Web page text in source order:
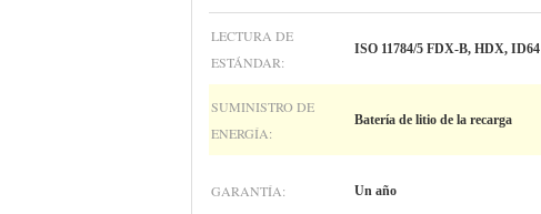
LECTURA DE
ESTÁNDAR:
ISO 11784/5 FDX-B, HDX, ID64
SUMINISTRO DE
ENERGÍA:
Batería de litio de la recarga
GARANTÍA: Un año